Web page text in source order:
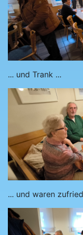
... und Trank ...
... und waren